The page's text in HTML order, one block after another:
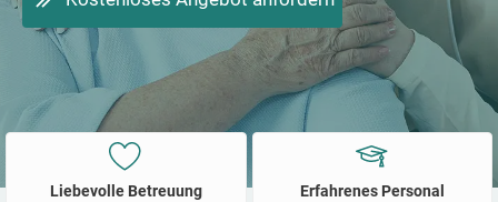
Liebevolle Betreuung Erfahrenes Personal